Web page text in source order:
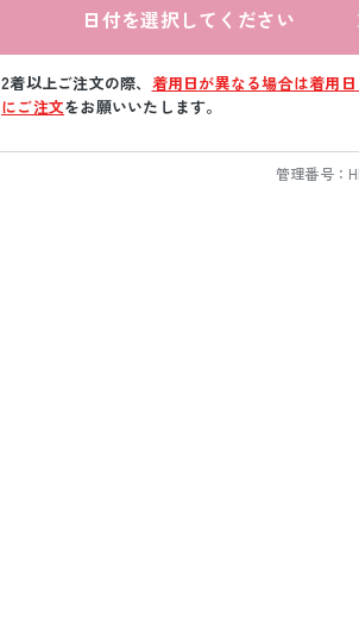
日付を選択してください
2着以上ご注文の際、 着用日が異なる場合は着用日
にご注文をお願いいたします。
管理番号：